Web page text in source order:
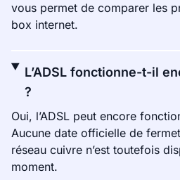
vous permet de comparer les
box internet.
L’ADSL fonctionne-t-il
?
Oui, l’ADSL peut encore
Aucune date officielle de
réseau cuivre n’est toutefois
moment.